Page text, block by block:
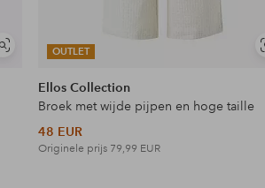
SoortgelijkeOUTLET
Ellos Collection
Broek met wijde pijpen en hoge taille
48 EUR
Originele prijs 79,99 EUR